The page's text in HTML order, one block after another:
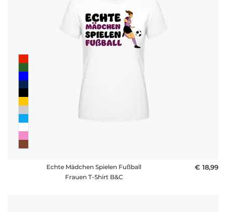
Echte Mädchen Spielen Fußball
Frauen T-Shirt B&C
€ 18,99